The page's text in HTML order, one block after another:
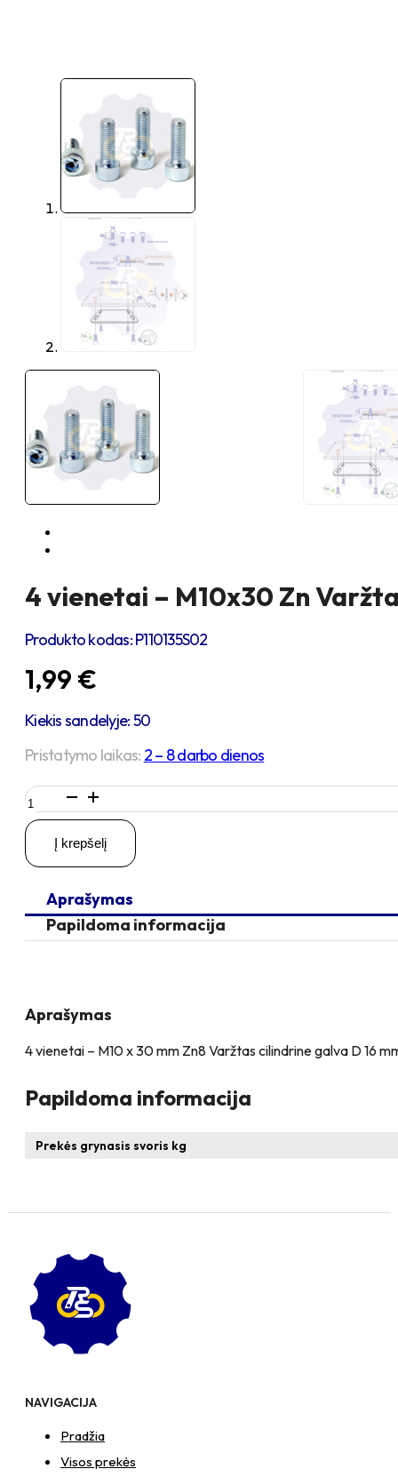
4 vienetai – M10x30 Zn
Produkto kodas:P110135S02
1,99 €
Kiekis sandelyje: 50
Pristatymo laikas: 2 – 8 darbo dienos
produkto
kiekis:
4
vienetai
–
Varžtas
cilindrine
Į krepšelį
Aprašymas
Papildoma informacija
Aprašymas
4 vienetai – M10 x 30 mm Zn8 Varžtas cilindrine galva D 16
Papildoma informacija
Prekės grynasis svoris kg
NAVIGACIJA
Pradžia
Visos prekės